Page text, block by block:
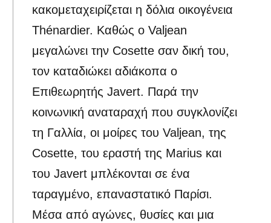
κακομεταχειρίζεται η δόλια οικογένεια
Thénardier. Καθώς ο Valjean
μεγαλώνει την Cosette σαν δική του,
τον καταδιώκει αδιάκοπα ο
Επιθεωρητής Javert. Παρά την
κοινωνική αναταραχή που συγκλονίζει
τη Γαλλία, οι μοίρες του Valjean, της
Cosette, του εραστή της Marius και
του Javert μπλέκονται σε ένα
ταραγμένο, επαναστατικό Παρίσι.
Μέσα από αγώνες, θυσίες και μια